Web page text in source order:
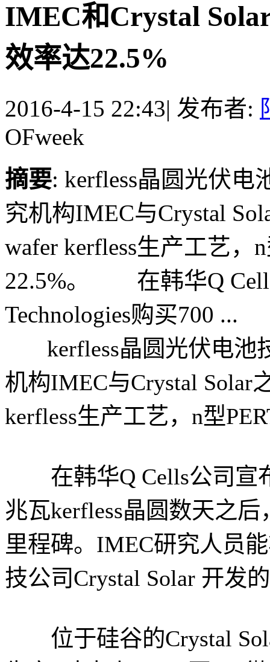
IMEC和Crystal
效率达22.5%
2016-4-15 22:43| 发布者:
OFweek
摘要: kerfless晶圆光伏
究机构IMEC与Crystal
wafer kerfless生产工艺，
22.5%。 在韩华Q
Technologies购买700 ...
kerfless晶圆光伏电池
机构IMEC与Crystal Solar
kerfless生产工艺，n型
在韩华Q Cells公司宣布
兆瓦kerfless晶圆数天之
里程碑。IMEC研究人员
技公司Crystal Solar 开发
位于硅谷的Crystal